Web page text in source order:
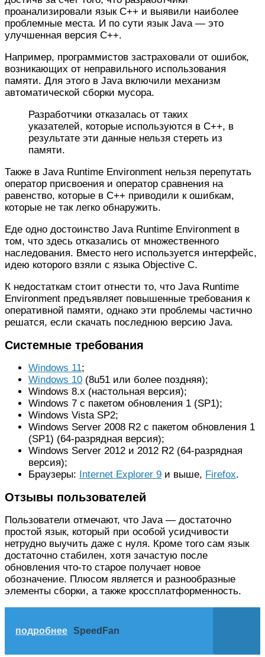
проанализировали язык С++ и выявили наиболее
проблемные места. И по сути язык Java — это
улучшенная версия С++.
Например, программистов застраховали от ошибок,
возникающих от неправильного использования
памяти. Для этого в Java включили механизм
автоматической сборки мусора.
Разработчики отказалась от таких
указателей, которые используются в С++, в
результате эти данные нельзя стереть из
памяти.
Также в Java Runtime Environment нельзя перепутать
оператор присвоения и оператор сравнения на
равенство, которые в С++ приводили к ошибкам,
которые не так легко обнаружить.
Еде одно достоинство Java Runtime Environment в
том, что здесь отказались от множественного
наследования. Вместо него используется интерфейс,
идею которого взяли с языка Objective C.
К недостаткам стоит отнести то, что Java Runtime
Environment предъявляет повышенные требования к
оперативной памяти, однако эти проблемы частично
решатся, если скачать последнюю версию Java.
Системные требования
Windows 11;
Windows 10 (8u51 или более поздняя);
Windows 8.x (настольная версия);
Windows 7 с пакетом обновления 1 (SP1);
Windows Vista SP2;
Windows Server 2008 R2 с пакетом обновления 1
(SP1) (64-разрядная версия);
Windows Server 2012 и 2012 R2 (64-разрядная
версия);
Браузеры: Internet Explorer 9 и выше, Firefox.
Отзывы пользователей
Пользователи отмечают, что Java — достаточно
простой язык, который при особой усидчивости
нетрудно выучить даже с нуля. Кроме того сам язык
достаточно стабилен, хотя зачастую после
обновления что-то старое получает новое
обозначение. Плюсом является и разнообразные
элементы сборки, а также кроссплатформенность.
подробнее SpeedFan